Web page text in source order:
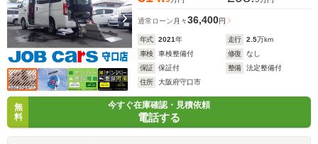
通常ローン 月々36,400円
年式 2021年 走行 2.5万km
車検
車検整備付 修復
なし
保証
保証付 整備
法定整備付
住所
大阪府守口市
無
料
今すぐ在庫確認・見積依頼
電話する